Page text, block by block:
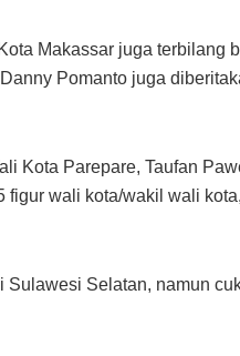
Makassar juga terbilang
Pomanto juga
Kota Parepare, Taufan
figur wali kota/wakil wali
Sulawesi Selatan, namun